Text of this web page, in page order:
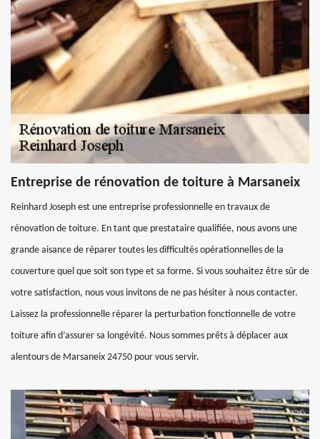
Entreprise de rénovation de toiture à Marsaneix
Reinhard Joseph est une entreprise professionnelle en travaux de
rénovation de toiture. En tant que prestataire qualifiée, nous avons une
grande aisance de réparer toutes les difficultés opérationnelles de la
couverture quel que soit son type et sa forme. Si vous souhaitez être sûr de
votre satisfaction, nous vous invitons de ne pas hésiter à nous contacter.
Laissez la professionnelle réparer la perturbation fonctionnelle de votre
toiture afin d’assurer sa longévité. Nous sommes prêts à déplacer aux
alentours de Marsaneix 24750 pour vous servir.